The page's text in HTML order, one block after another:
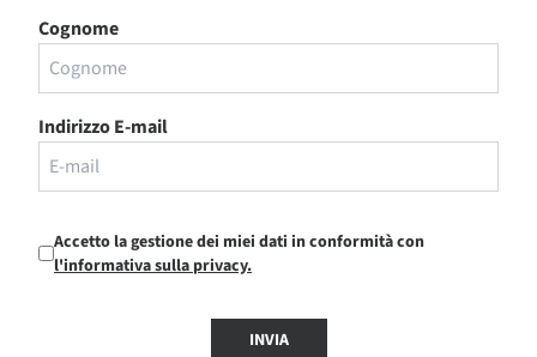
Cognome
Indirizzo E-mail
Accetto la gestione dei miei dati in conformità con
l'informativa sulla privacy.
INVIA